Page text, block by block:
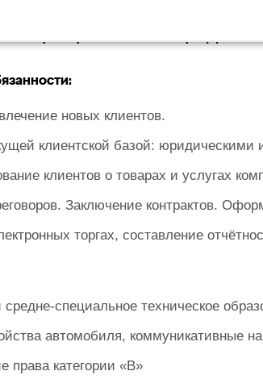
новых клиентов.
клиентской базой:
клиентов о товарах и услугах
Заключение контрактов.
торгах, составление
специальное техническое
автомобиля, коммуникативные
права категории «B»